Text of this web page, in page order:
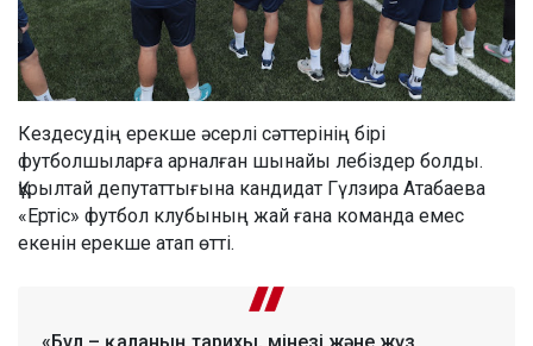
Кездесудің ерекше әсерлі сәттерінің бірі
футболшыларға арналған шынайы лебіздер болды.
Құрылтай депутаттығына кандидат Гүлзира Атабаева
«Ертіс» футбол клубының жай ғана команда емес
екенін ерекше атап өтті.